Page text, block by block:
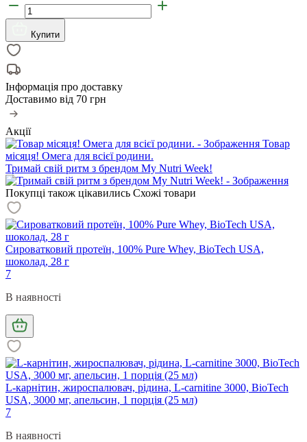
Купити
Інформація про доставку
Доставимо від 70 грн
Акції
Товар
місяця! Омега для всієї родини.
Тримай свій ритм з брендом My Nutri Week!
Покупці також цікавились Схожі товари
Сироватковий протеїн, 100% Pure Whey, BioTech USA,
шоколад, 28 г
7
В наявності
L-карнітин, жироспалювач, рідина, L-carnitine 3000, BioTech
USA, 3000 мг, апельсин, 1 порція (25 мл)
7
В наявності